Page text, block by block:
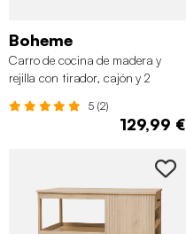
Boheme
Carro de cocina de madera y
rejilla con tirador, cajón y 2
5 (2)
129,99 €